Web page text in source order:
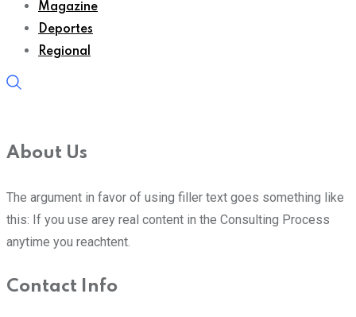
Magazine
Deportes
Regional
About Us
The argument in favor of using filler text goes something like
this: If you use arey real content in the Consulting Process
anytime you reachtent.
Contact Info